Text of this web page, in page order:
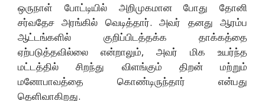
ஒருநாள் போட்டியில் அறிமுகமான போது தோனி
சர்வதேச அரங்கில் வெடித்தார். அவர் தனது ஆரம்ப
ஆட்டங்களில் குறிப்பிடத்தக்க தாக்கத்தை
ஏற்படுத்தவில்லை என்றாலும், அவர் மிக உயர்ந்த
மட்டத்தில் சிறந்து விளங்கும் திறன் மற்றும்
மனோபாவத்தை கொண்டிருந்தார் என்பது
தெளிவாகிறது.